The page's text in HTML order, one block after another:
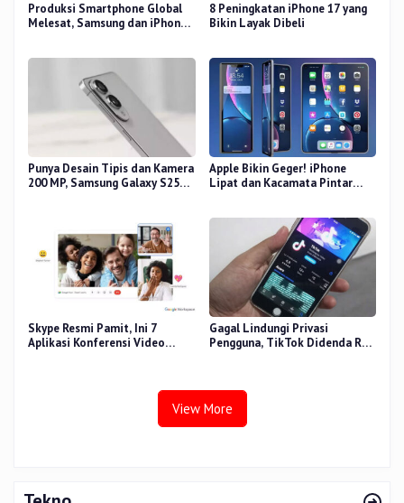
Produksi Smartphone Global
Melesat, Samsung dan iPhone
8 Peningkatan iPhone 17 yang
Bikin Layak Dibeli
Punya Desain Tipis dan Kamera
200 MP, Samsung Galaxy S25
Apple Bikin Geger! iPhone
Lipat dan Kacamata Pintar
Skype Resmi Pamit, Ini 7
Aplikasi Konferensi Video
Gagal Lindungi Privasi
Pengguna, TikTok Didenda Rp9
View More